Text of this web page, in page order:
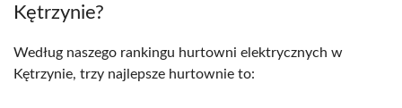
Kętrzynie?
Według naszego rankingu hurtowni elektrycznych w
Kętrzynie, trzy najlepsze hurtownie to: